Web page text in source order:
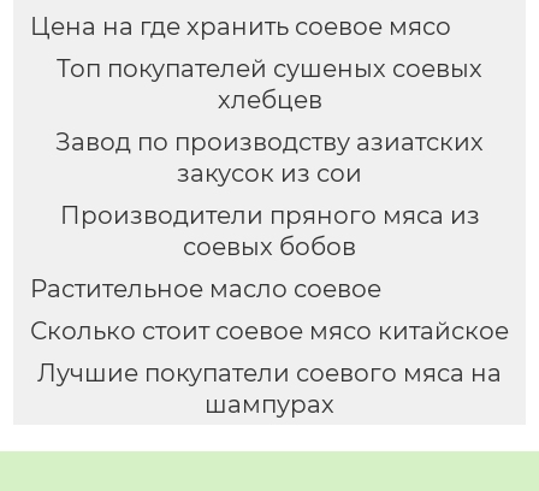
Цена на где хранить соевое мясо
Топ покупателей сушеных соевых
хлебцев
Завод по производству азиатских
закусок из сои
Производители пряного мяса из
соевых бобов
Растительное масло соевое
Сколько стоит соевое мясо китайское
Лучшие покупатели соевого мяса на
шампурах